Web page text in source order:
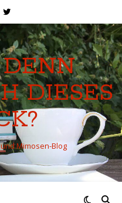
DIESES
Mimosen-Blog